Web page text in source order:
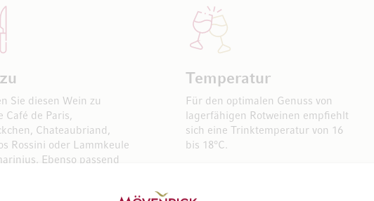
Sie diesen Wein zu
Café de Paris,
Chateaubriand,
Rossini oder Lammkeule
Ebenso passend
Temperatur
Für den optimalen Genuss von
lagerfähigen Rotweinen empfiehlt
sich eine Trinktemperatur von 16
bis 18°C.